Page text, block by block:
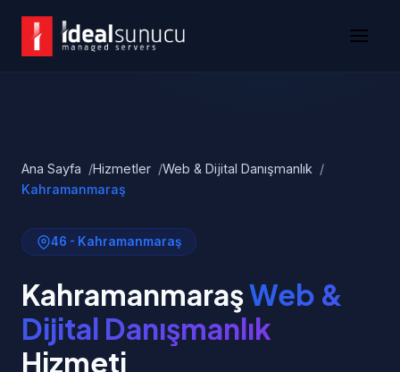
Ana Sayfa Hizmetler
Web & Dijital Danışmanlık
Kahramanmaraş
46 - Kahramanmaraş
KahramanmaraşWeb &
Dijital Danışmanlık
Hizmeti